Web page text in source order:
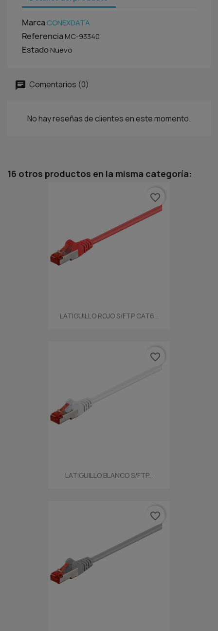
MarcaCONEXDATA
ReferenciaMC-93340
EstadoNuevo
Comentarios (0)
No hay reseñas de clientes en este momento.
16 otros productos en la misma categoría:
LATIGUILLO ROJO S/FTP CAT6...
favorite_border
LATIGUILLO BLANCO S/FTP...
favorite_border
favorite_border